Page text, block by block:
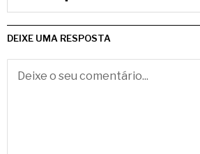
DEIXE UMA RESPOSTA